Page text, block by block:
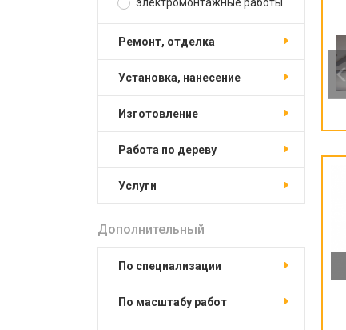
ремонт, отделка
установка, нанесение
изготовление
работа по дереву
услуги
Дополнительный
по специализации
по масштабу работ